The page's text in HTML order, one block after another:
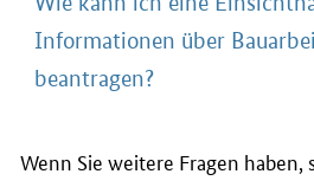
Informationen über
beantragen?
Wenn Sie weitere Fragen haben,